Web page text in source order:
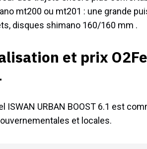
mt200 ou mt201 : une grande
disques shimano 160/160 mm .
et prix
ISWAN URBAN BOOST 6.1 est
et locales.